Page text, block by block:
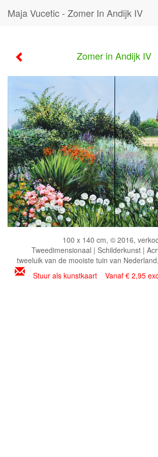
Maja Vucetic - Zomer In Andijk IV
Zomer in Andijk IV
100 x 140 cm, © 2016,
Tweedimensionaal | Schilderkunst |
tweeluik van de mooiste tuin van
Stuur als kunstkaart Vanaf € 2,95